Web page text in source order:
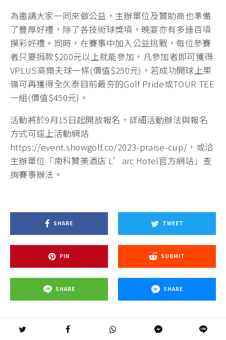
為邀請大家一同來做公益，主辦單位及贊助商也準備
了豐厚好禮，除了各技術球獎項，晚宴亦有多達百項
摸彩好禮。同時，在賽事中加入公益挑戰，每位參賽
者只要捐款$200元以上就能參加，凡參加者即可獲得
VPLUS高爾夫球一條(價值$250元)，若成功開球上果
嶺可再獲得全久泰目前最夯的Golf Pride或TOUR TEE
一組(價值$450元)。
活動將於9月15日起開放報名，詳細活動辦法與報名
方式可逕上活動網站
https://event.showgolf.co/2023-praise-cup/，或洽
主辦單位「南科贊美酒店 L’arc Hotel官方網站」查
詢賽事辦法。
SHARE TWEET
PIN SUBMIT
SHARE SHARE